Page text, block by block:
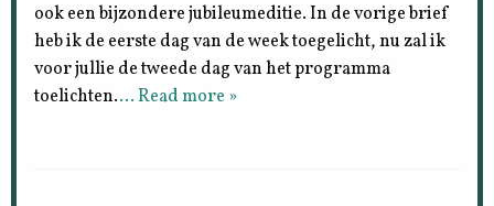
ook een bijzondere jubileumeditie. In de vorige brief
heb ik de eerste dag van de week toegelicht, nu zal ik
voor jullie de tweede dag van het programma
toelichten.… Read more »